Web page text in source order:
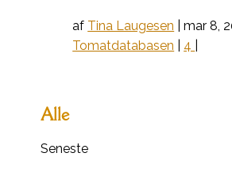
af Tina Laugesen |mar 8,
Tomatdatabasen
4
Alle
Seneste